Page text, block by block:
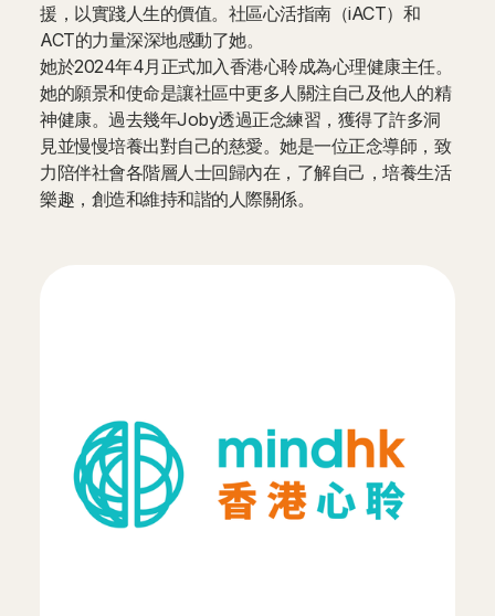
援，以實踐人生的價值。社區心活指南（iACT）和
ACT的力量深深地感動了她。
她於2024年4月正式加入香港心聆成為心理健康主任。
她的願景和使命是讓社區中更多人關注自己及他人的精
神健康。過去幾年Joby透過正念練習，獲得了許多洞
見並慢慢培養出對自己的慈愛。她是一位正念導師，致
力陪伴社會各階層人士回歸內在，了解自己，培養生活
樂趣，創造和維持和諧的人際關係。